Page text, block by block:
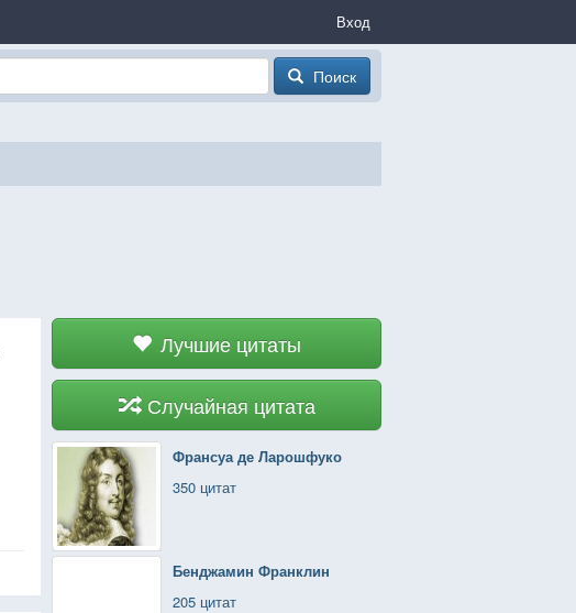
Вход
Поиск
Лучшие цитаты
Случайная цитата
Франсуа де Ларошфуко
350 цитат
Бенджамин Франклин
205 цитат